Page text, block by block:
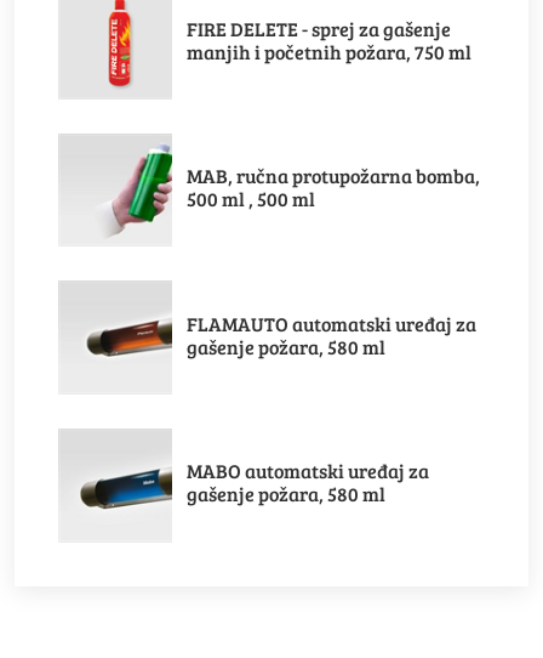
FIRE DELETE - sprej za gašenje
manjih i početnih požara, 750 ml
MAB, ručna protupožarna bomba,
500 ml , 500 ml
FLAMAUTO automatski uređaj za
gašenje požara, 580 ml
MABO automatski uređaj za
gašenje požara, 580 ml